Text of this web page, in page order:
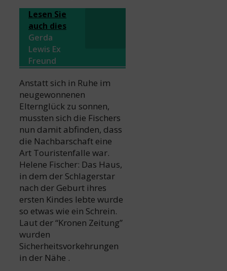
Lesen Sie
auch dies
Gerda
Lewis Ex
Freund
Anstatt sich in Ruhe im
neugewonnenen
Elternglück zu sonnen,
mussten sich die Fischers
nun damit abfinden, dass
die Nachbarschaft eine
Art Touristenfalle war.
Helene Fischer: Das Haus,
in dem der Schlagerstar
nach der Geburt ihres
ersten Kindes lebte wurde
so etwas wie ein Schrein.
Laut der “Kronen Zeitung”
wurden
Sicherheitsvorkehrungen
in der Nähe .